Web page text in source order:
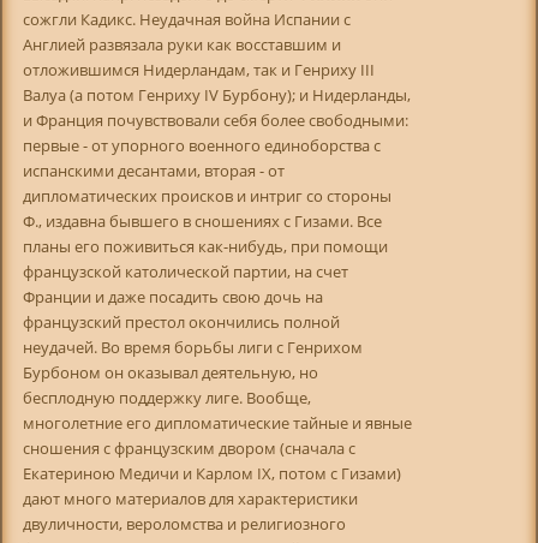
сожгли Кадикс. Неудачная война Испании с
Англией развязала руки как восставшим и
отложившимся Нидерландам, так и Генриху III
Валуа (а потом Генриху IV Бурбону); и Нидерланды,
и Франция почувствовали себя более свободными:
первые - от упорного военного единоборства с
испанскими десантами, вторая - от
дипломатических происков и интриг со стороны
Ф., издавна бывшего в сношениях с Гизами. Все
планы его поживиться как-нибудь, при помощи
французской католической партии, на счет
Франции и даже посадить свою дочь на
французский престол окончились полной
неудачей. Во время борьбы лиги с Генрихом
Бурбоном он оказывал деятельную, но
бесплодную поддержку лиге. Вообще,
многолетние его дипломатические тайные и явные
сношения с французским двором (сначала с
Екатериною Медичи и Карлом IX, потом с Гизами)
дают много материалов для характеристики
двуличности, вероломства и религиозного